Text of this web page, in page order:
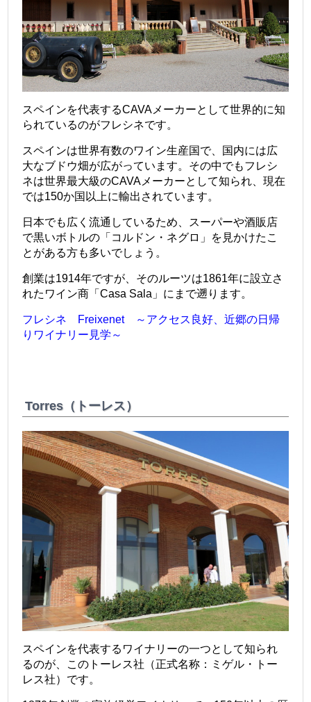
スペインを代表するCAVAメーカーとして世界的に知
られているのがフレシネです。
スペインは世界有数のワイン生産国で、国内には広
大なブドウ畑が広がっています。その中でもフレシ
ネは世界最大級のCAVAメーカーとして知られ、現在
では150か国以上に輸出されています。
日本でも広く流通しているため、スーパーや酒販店
で黒いボトルの「コルドン・ネグロ」を見かけたこ
とがある方も多いでしょう。
創業は1914年ですが、そのルーツは1861年に設立さ
れたワイン商「Casa Sala」にまで遡ります。
フレシネ Freixenet ～アクセス良好、近郷の日帰
りワイナリー見学～
Torres（トーレス）
スペインを代表するワイナリーの一つとして知られ
るのが、このトーレス社（正式名称：ミゲル・トー
レス社）です。